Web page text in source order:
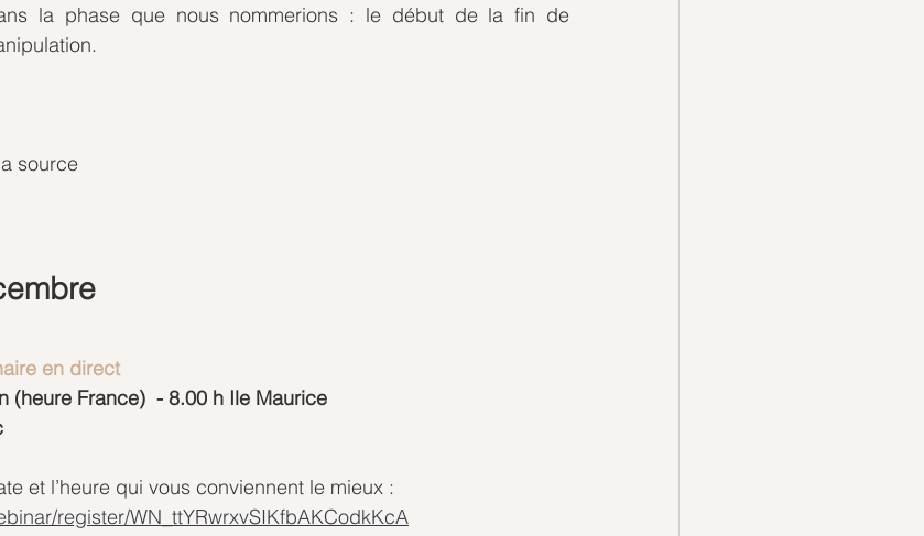
la phase que nous nommerions : le début de la fin de
source
en direct
(heure France)  - 8.00 h Ile Maurice
et l’heure qui vous conviennent le mieux :
register/WN_ttYRwrxvSIKfbAKCodkKcA